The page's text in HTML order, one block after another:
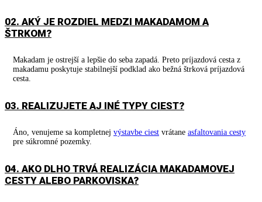
02. AKÝ JE ROZDIEL MEDZI MAKADAMOM A
ŠTRKOM?
Makadam je ostrejší a lepšie do seba zapadá. Preto príjazdová cesta z
makadamu poskytuje stabilnejší podklad ako bežná štrková príjazdová
cesta.
03. REALIZUJETE AJ INÉ TYPY CIEST?
Áno, venujeme sa kompletnej výstavbe ciest vrátane asfaltovania cesty
pre súkromné pozemky.
04. AKO DLHO TRVÁ REALIZÁCIA MAKADAMOVEJ
CESTY ALEBO PARKOVISKA?